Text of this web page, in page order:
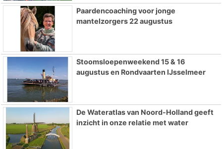
Paardencoaching voor jonge
mantelzorgers 22 augustus
Stoomsloepenweekend 15 & 16
augustus en Rondvaarten IJsselmeer
De Wateratlas van Noord-Holland geeft
inzicht in onze relatie met water